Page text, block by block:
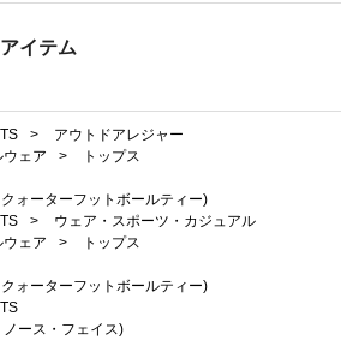
イテム
>
アウトドアレジャー
ェア >
トップス
ォーターフットボールティー)
>
ウェア・スポーツ・カジュアル
ェア >
トップス
ォーターフットボールティー)
ース・フェイス)